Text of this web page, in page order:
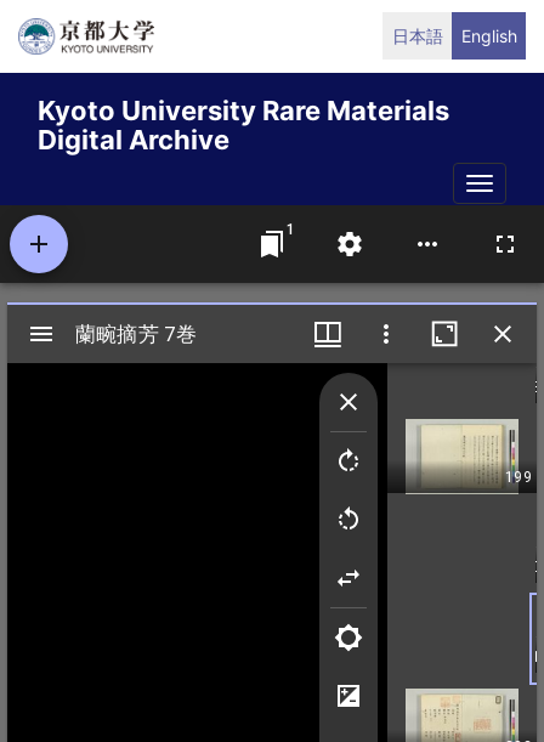
Skip
content
日本語 English
Kyoto University Rare Materials
Digital Archive
Toggle